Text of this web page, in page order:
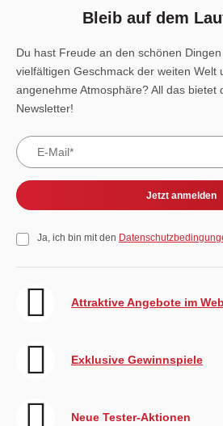
Bleib auf dem
Du hast Freude an den schönen
vielfältigen Geschmack der weiten Welt
angenehme Atmosphäre? All das bietet
Newsletter!
Jetzt anmelden
Ja, ich bin mit den
Attraktive Angebote im
Exklusive Gewinnspiele
Neue Tester-Aktionen